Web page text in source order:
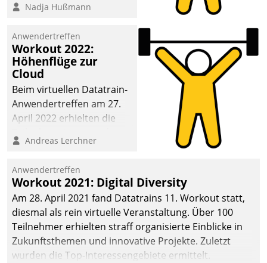
methodisch
Quartier. Dazwischen
zeigte Datatrain, was es
Neues zu bieten hat.
Nadja Hußmann
Anwendertreffen
Workout 2022:
Höhenflüge zur
Cloud
Beim virtuellen Datatrain-
Anwendertreffen am 27.
April 2022 erhielten die
Teilnehmer kurzweilige
Cloud-Strategien und -
Lösungen mit hohem
Zukunftspotenzial.
Andreas Lerchner
Anwendertreffen
Workout 2021: Digital Diversity
Am 28. April 2021 fand Datatrains 11. Workout statt,
diesmal als rein virtuelle Veranstaltung. Über 100
Teilnehmer erhielten straff organisierte Einblicke in
Zukunftsthemen und innovative Projekte. Zuletzt
wurden die Top-Interessengebiete ermittelt.